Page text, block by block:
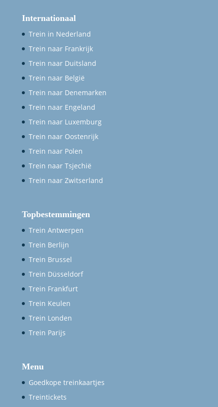
Internationaal
Trein in Nederland
Trein naar Frankrijk
Trein naar Duitsland
Trein naar België
Trein naar Denemarken
Trein naar Engeland
Trein naar Luxemburg
Trein naar Oostenrijk
Trein naar Polen
Trein naar Tsjechië
Trein naar Zwitserland
Topbestemmingen
Trein Antwerpen
Trein Berlijn
Trein Brussel
Trein Düsseldorf
Trein Frankfurt
Trein Keulen
Trein Londen
Trein Parijs
Menu
Goedkope treinkaartjes
Treintickets